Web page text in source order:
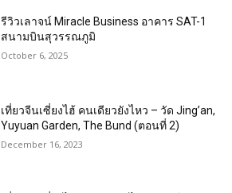
รีวิวเลาจน์ Miracle Business อาคาร SAT-1
สนามบินสุวรรณภูมิ
October 6, 2025
เที่ยวจีนเซี่ยงไฮ้ คนเดียวยังไหว – วัด Jing’an,
Yuyuan Garden, The Bund (ตอนที่ 2)
December 16, 2023